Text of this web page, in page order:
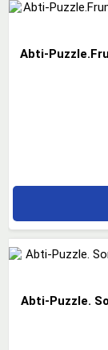
Abti-
Abti-Puzzle.